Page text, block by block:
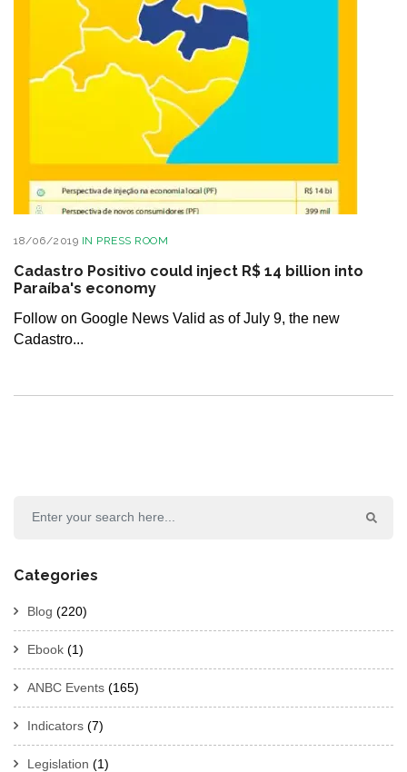
18/06/2019 IN PRESS ROOM
Cadastro Positivo could inject R$ 14 billion into
Paraíba's economy
Follow on Google News Valid as of July 9, the new
Cadastro...
Categories
Blog (220)
Ebook (1)
ANBC Events (165)
Indicators (7)
Legislation (1)